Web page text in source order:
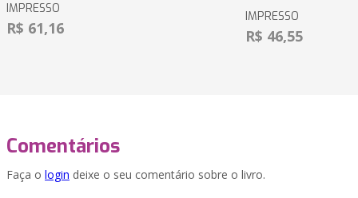
IMPRESSO
R$ 61,16
IMPRESSO
R$ 46,55
Comentários
Faça o login deixe o seu comentário sobre o livro.